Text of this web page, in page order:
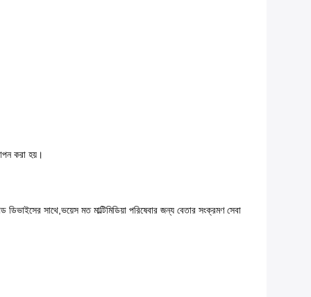
করা হয়।
সাথে,ভয়েস মত মাল্টিমিডিয়া পরিষেবার জন্য বেতার সংক্রমণ সেবা